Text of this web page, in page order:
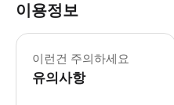
이용정보
이런건 주의하세요
유의사항